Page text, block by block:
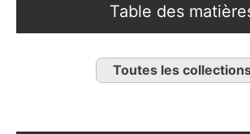
Table des
Toutes les